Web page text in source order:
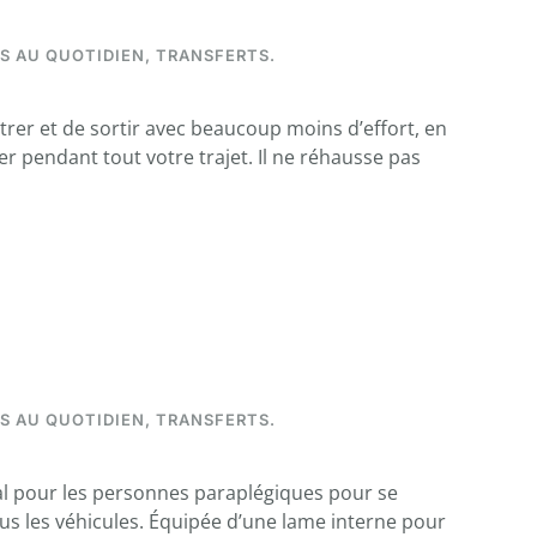
AU QUOTIDIEN, TRANSFERTS.
et de sortir avec beaucoup moins d’effort, en
pendant tout votre trajet. Il ne réhausse pas
AU QUOTIDIEN, TRANSFERTS.
les personnes paraplégiques pour se
les véhicules. Équipée d’une lame interne pour